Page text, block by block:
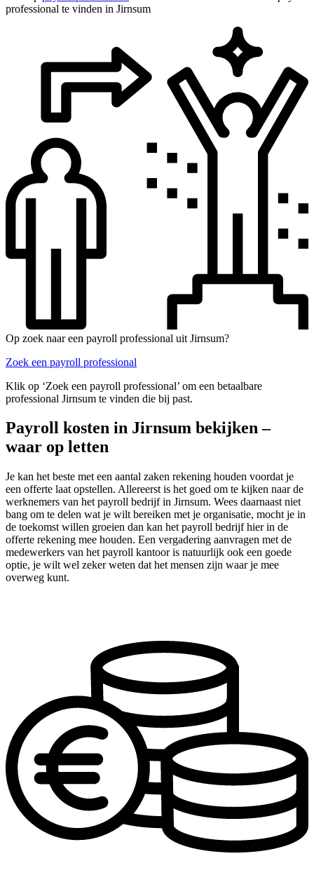
professional te vinden in Jirnsum
Op zoek naar een payroll professional uit Jirnsum?
Zoek een payroll professional
Klik op ‘Zoek een payroll professional’ om een betaalbare
professional Jirnsum te vinden die bij past.
Payroll kosten in Jirnsum bekijken –
waar op letten
Je kan het beste met een aantal zaken rekening houden voordat je
een offerte laat opstellen. Allereerst is het goed om te kijken naar de
werknemers van het payroll bedrijf in Jirnsum. Wees daarnaast niet
bang om te delen wat je wilt bereiken met je organisatie, mocht je in
de toekomst willen groeien dan kan het payroll bedrijf hier in de
offerte rekening mee houden. Een vergadering aanvragen met de
medewerkers van het payroll kantoor is natuurlijk ook een goede
optie, je wilt wel zeker weten dat het mensen zijn waar je mee
overweg kunt.